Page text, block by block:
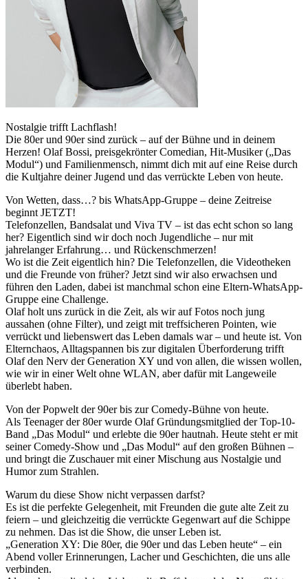
Nostalgie trifft Lachflash!
Die 80er und 90er sind zurück – auf der Bühne und in deinem
Herzen! Olaf Bossi, preisgekrönter Comedian, Hit-Musiker („Das
Modul“) und Familienmensch, nimmt dich mit auf eine Reise durch
die Kultjahre deiner Jugend und das verrückte Leben von heute.
Von Wetten, dass…? bis WhatsApp-Gruppe – deine Zeitreise
beginnt JETZT!
Telefonzellen, Bandsalat und Viva TV – ist das echt schon so lang
her? Eigentlich sind wir doch noch Jugendliche – nur mit
jahrelanger Erfahrung… und Rückenschmerzen!
Wo ist die Zeit eigentlich hin? Die Telefonzellen, die Videotheken
und die Freunde von früher? Jetzt sind wir also erwachsen und
führen den Laden, dabei ist manchmal schon eine Eltern-WhatsApp-
Gruppe eine Challenge.
Olaf holt uns zurück in die Zeit, als wir auf Fotos noch jung
aussahen (ohne Filter), und zeigt mit treffsicheren Pointen, wie
verrückt und liebenswert das Leben damals war – und heute ist. Von
Elternchaos, Alltagspannen bis zur digitalen Überforderung trifft
Olaf den Nerv der Generation XY und von allen, die wissen wollen,
wie wir in einer Welt ohne WLAN, aber dafür mit Langeweile
überlebt haben.
Von der Popwelt der 90er bis zur Comedy-Bühne von heute.
Als Teenager der 80er wurde Olaf Gründungsmitglied der Top-10-
Band „Das Modul“ und erlebte die 90er hautnah. Heute steht er mit
seiner Comedy-Show und „Das Modul“ auf den großen Bühnen –
und bringt die Zuschauer mit einer Mischung aus Nostalgie und
Humor zum Strahlen.
Warum du diese Show nicht verpassen darfst?
Es ist die perfekte Gelegenheit, mit Freunden die gute alte Zeit zu
feiern – und gleichzeitig die verrückte Gegenwart auf die Schippe
zu nehmen. Das ist die Show, die unser Leben ist.
„Generation XY: Die 80er, die 90er und das Leben heute“ – ein
Abend voller Erinnerungen, Lacher und Geschichten, die uns alle
verbinden.